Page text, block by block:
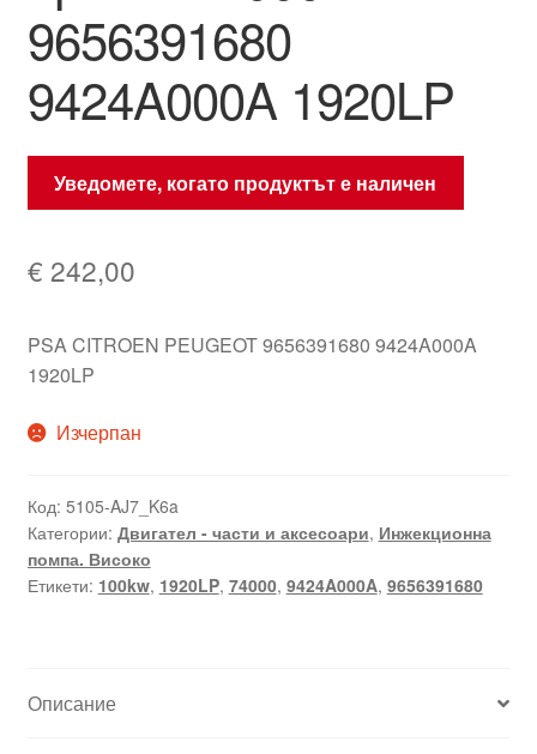
9656391680
9424A000A 1920LP
Уведомете, когато продуктът е наличен
€ 242,00
PSA CITROEN PEUGEOT 9656391680 9424A000A
1920LP
Изчерпан
Код: 5105-AJ7_K6a
Категории: Двигател - части и аксесоари, Инжекционна
помпа. Високо
Етикети: 100kw, 1920LP, 74000, 9424A000A, 9656391680
Описание